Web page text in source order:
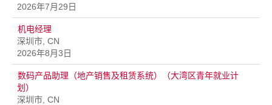
2026年7月29日
机电经理
深圳市, CN
2026年8月3日
数码产品助理（地产销售及租赁系统）（大湾区青年就业计
划）
深圳市, CN